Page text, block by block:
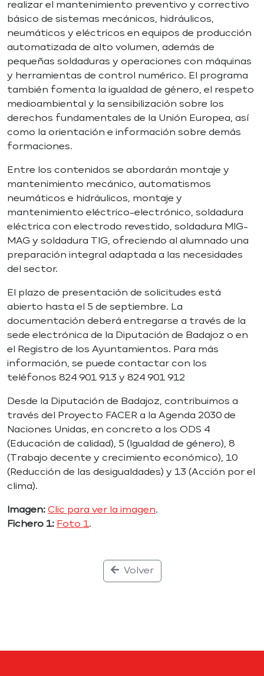
realizar el mantenimiento preventivo y correctivo
básico de sistemas mecánicos, hidráulicos,
neumáticos y eléctricos en equipos de producción
automatizada de alto volumen, además de
pequeñas soldaduras y operaciones con máquinas
y herramientas de control numérico. El programa
también fomenta la igualdad de género, el respeto
medioambiental y la sensibilización sobre los
derechos fundamentales de la Unión Europea, así
como la orientación e información sobre demás
formaciones.
Entre los contenidos se abordarán montaje y
mantenimiento mecánico, automatismos
neumáticos e hidráulicos, montaje y
mantenimiento eléctrico-electrónico, soldadura
eléctrica con electrodo revestido, soldadura MIG-
MAG y soldadura TIG, ofreciendo al alumnado una
preparación integral adaptada a las necesidades
del sector.
El plazo de presentación de solicitudes está
abierto hasta el 5 de septiembre. La
documentación deberá entregarse a través de la
sede electrónica de la Diputación de Badajoz o en
el Registro de los Ayuntamientos. Para más
información, se puede contactar con los
teléfonos 824 901 913 y 824 901 912
Desde la Diputación de Badajoz, contribuimos a
través del Proyecto FACER a la Agenda 2030 de
Naciones Unidas, en concreto a los ODS 4
(Educación de calidad), 5 (Igualdad de género), 8
(Trabajo decente y crecimiento económico), 10
(Reducción de las desigualdades) y 13 (Acción por el
clima).
Imagen: Clic para ver la imagen.
Fichero 1: Foto 1.
Volver